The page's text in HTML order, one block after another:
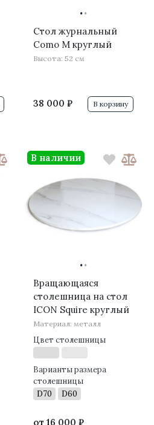
··
Стол журнальный
Como M круглый
Высота: 52 см
38 000 ₽ В корзину
··
Вращающаяся
столешница на стол
ICON Squire круглый
Материал: металл
Цвет столешницы
Варианты размера
столешницы
D70
D60
от 16 000 ₽
В наличии